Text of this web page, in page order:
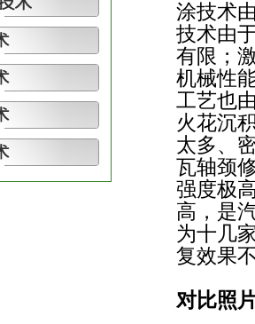
涂技术
技术由
有限；
机械性
工艺也
火花沉
太多、
瓦轴颈
强度极
高，是
为十几
复效果
对比照